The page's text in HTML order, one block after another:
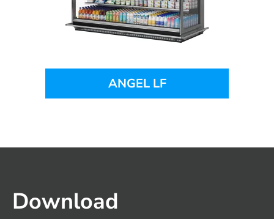
ANGEL LF
Download